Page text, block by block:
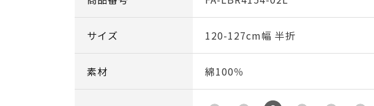
サイズ 120-127cm幅 半折
素材 綿100％